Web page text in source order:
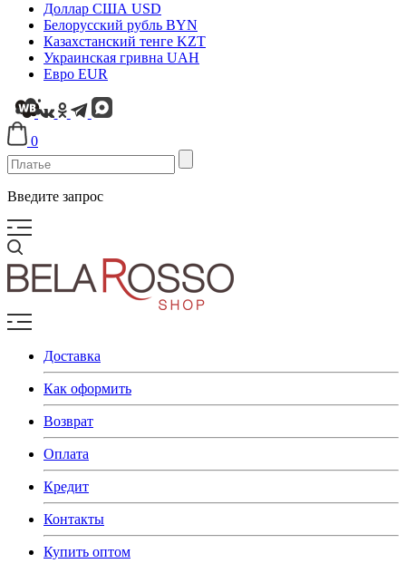
Доллар США USD
Белорусский рубль BYN
Казахстанский тенге KZT
Украинская гривна UAH
Евро EUR
0
Введите запрос
Доставка
Как оформить
Возврат
Оплата
Кредит
Контакты
Купить оптом